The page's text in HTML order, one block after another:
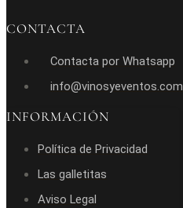
CONTACTA
Contacta por Whatsapp
info@vinosyeventos.com
INFORMACIÓN
Política de Privacidad
Las galletitas
Aviso Legal